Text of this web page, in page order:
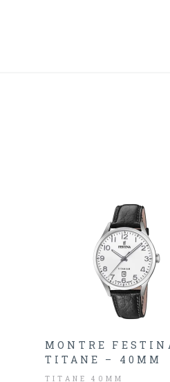
MONTRE
TITANE – 40MM
TITANE 40MM